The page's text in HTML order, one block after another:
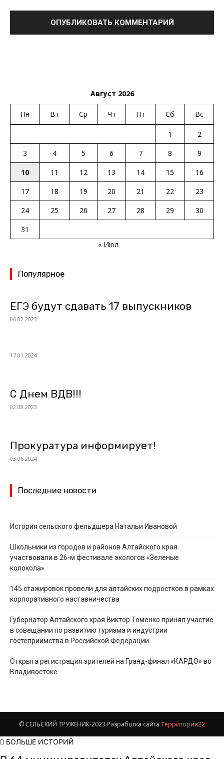
Август 2026
Пн Вт Ср Чт Пт Сб Вс
1
2
3
4 5 6 7 8
9
10
11 12 13 14 15
16
17
18 19 20 21 22
23
24
25 26 27 28 29
30
31
« Июл
Популярное
ЕГЭ будут сдавать 17 выпускников
06.02.2023
17.01.2024
С Днем ВДВ!!!
02.08.2023
Прокуратура информирует!
03.06.2024
Последние новости
История сельского фельдшера Натальи Ивановой
Школьники из городов и районов Алтайского края
участвовали в 26-м фестивале экологов «Зеленые
колокола»
145 стажировок провели для алтайских подростков в рамках
корпоративного наставничества
Губернатор Алтайского края Виктор Томенко принял участие
в совещании по развитию туризма и индустрии
гостеприимства в Российской Федерации
Открыта регистрация зрителей на Гранд-финал «КАРДО» во
Владивостоке
© СЕЛЬСКИЙ ТРУЖЕНИК-2023 Разработка сайта Территория22
БОЛЬШЕ ИСТОРИЙ